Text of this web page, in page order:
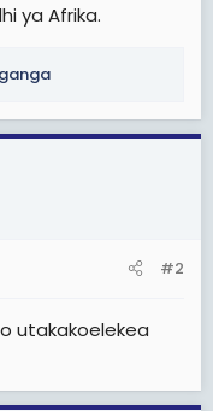
ya Afrika.
#2
utakakoelekea